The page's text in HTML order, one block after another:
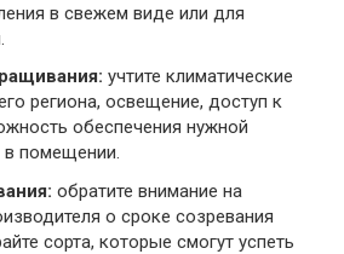
в свежем виде или для
учтите климатические
региона, освещение, доступ к
обеспечения нужной
в помещении.
обратите внимание на
о сроке созревания
сорта, которые смогут успеть